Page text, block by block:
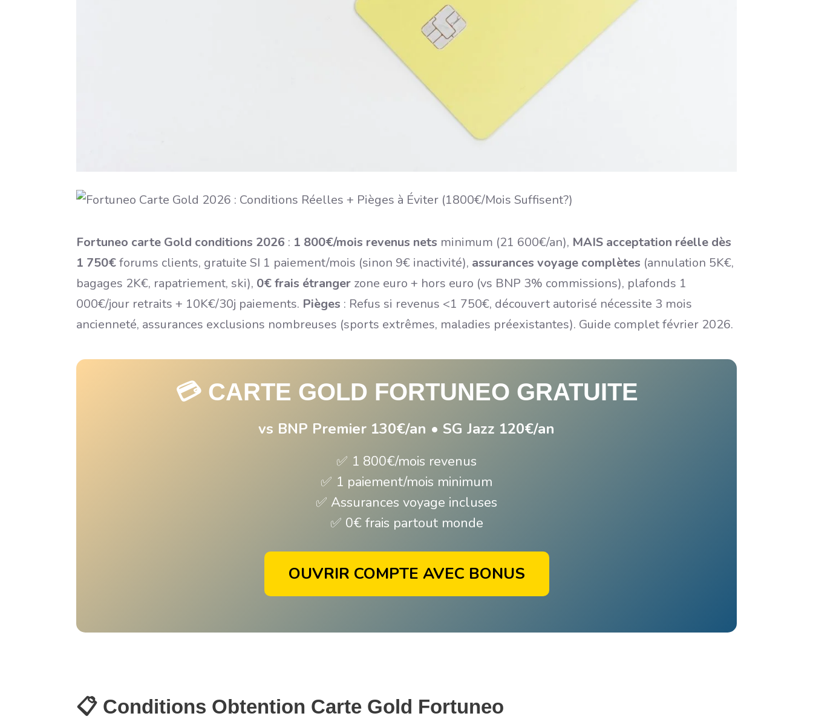
Fortuneo carte Gold conditions 2026 : 1 800€/mois revenus nets minimum (21 600€/an), MAIS acceptation réelle dès
1 750€forums clients, gratuite SI 1 paiement/mois (sinon 9€ inactivité), assurances voyage complètes (annulation 5K€,
bagages 2K€, rapatriement, ski), 0€ frais étranger zone euro + hors euro (vs BNP 3% commissions), plafonds 1
000€/jour retraits + 10K€/30j paiements. Pièges : Refus si revenus <1 750€, découvert autorisé nécessite 3 mois
ancienneté, assurances exclusions nombreuses (sports extrêmes, maladies préexistantes). Guide complet février 2026.
💳 CARTE GOLD FORTUNEO GRATUITE
vs BNP Premier 130€/an • SG Jazz 120€/an
✅ 1 800€/mois revenus
✅ 1 paiement/mois minimum
✅ Assurances voyage incluses
✅ 0€ frais partout monde
OUVRIR COMPTE AVEC BONUS
📋 Conditions Obtention Carte Gold Fortuneo